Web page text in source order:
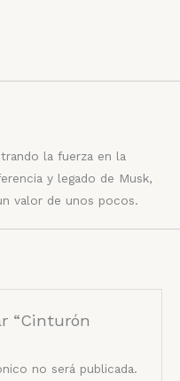
la fuerza en la
y legado de Musk,
valor de unos pocos.
“Cinturón
no será publicada.